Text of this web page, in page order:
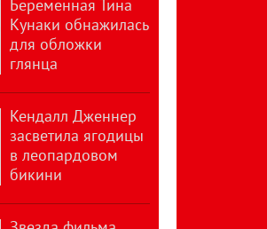
Беременная Тина
Кунаки обнажилась
для обложки
глянца
Кендалл Дженнер
засветила ягодицы
в леопардовом
бикини